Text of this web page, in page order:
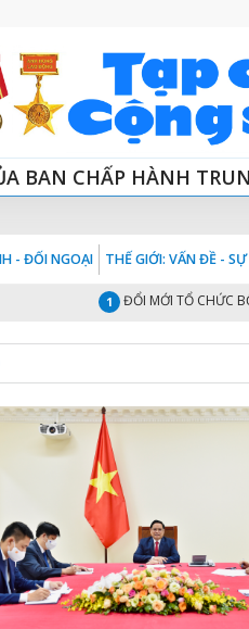
BAN CHẤP HÀNH
- ĐỐI NGOẠI THẾ GIỚI: VẤN ĐỀ - SỰ
ĐỔI MỚI TỔ CHỨC BỘ